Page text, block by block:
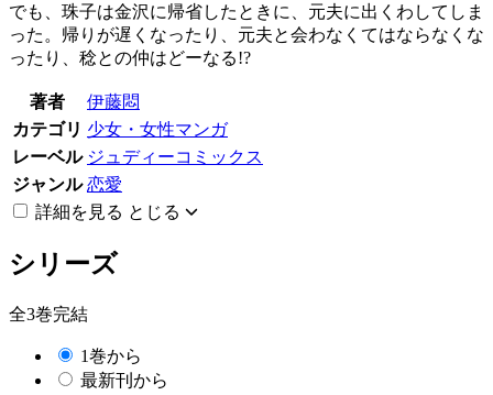
でも、珠子は金沢に帰省したときに、元夫に出くわしてしま
った。帰りが遅くなったり、元夫と会わなくてはならなくな
ったり、稔との仲はどーなる!?
著者
伊藤悶
カテゴリ 少女・女性マンガ
レーベル ジュディーコミックス
ジャンル 恋愛
詳細を見る とじる
シリーズ
全3巻完結
1巻から
最新刊から